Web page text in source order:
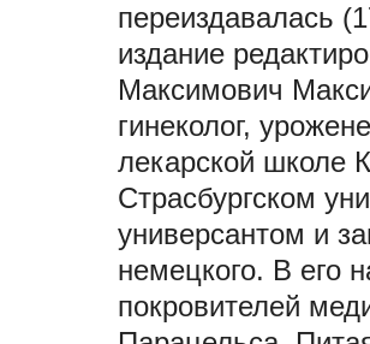
переиздавалась
издание
Максимович
гинеколог,
лекарской школе
Страсбургском
универсантом и
немецкого. В его
покровителей